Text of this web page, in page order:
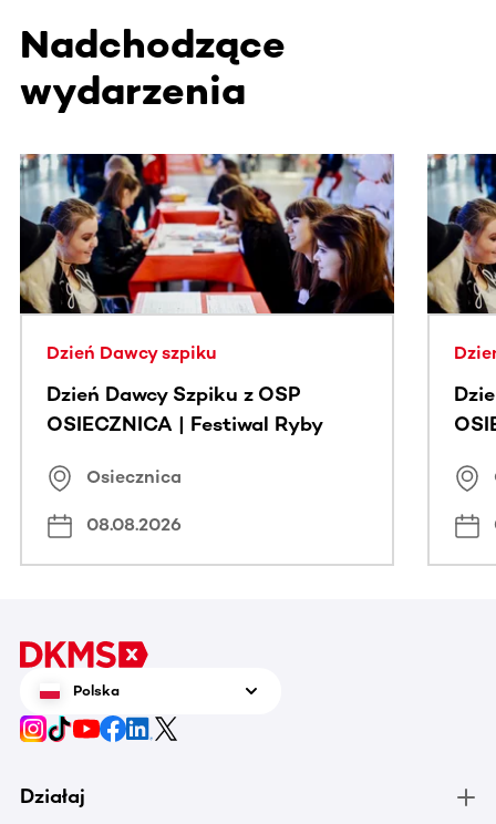
Nadchodzące
wydarzenia
Ta sekcja zawiera treści przewijane w poziomie. Użyj
Dzień Dawcy szpiku
Dzień Dawcy Szpiku z OSP
OSIECZNICA | Festiwal Ryby
Osiecznica
08.08.2026
Polska
Działaj